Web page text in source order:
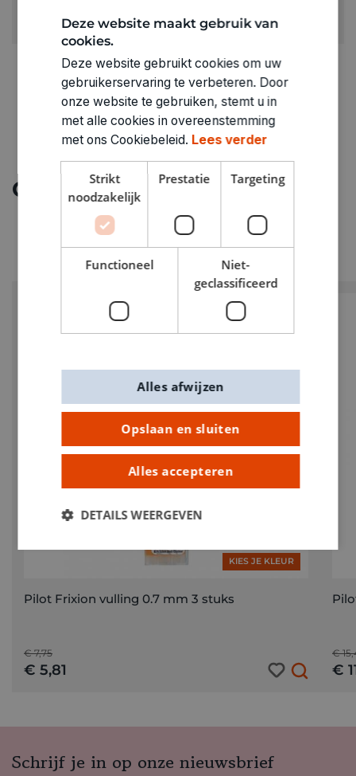
1490010
Ontdek meer
KIES JE KLEUR
Pilot Frixion vulling 0.7 mm 3 stuks
€ 7,75
€ 5,81
€
€
Schrijf je in op onze nieuwsbrief
Deze website maakt gebruik van
cookies.
Deze website gebruikt cookies om uw
gebruikerservaring te verbeteren. Door
onze website te gebruiken, stemt u in
met alle cookies in overeenstemming
met ons Cookiebeleid. Lees verder
Strikt
noodzakelijk
Prestatie Targeting
Functioneel
Niet-
geclassificeerd
Opslaan en sluiten
Alles accepteren
Alles afwijzen
DETAILS WEERGEVEN